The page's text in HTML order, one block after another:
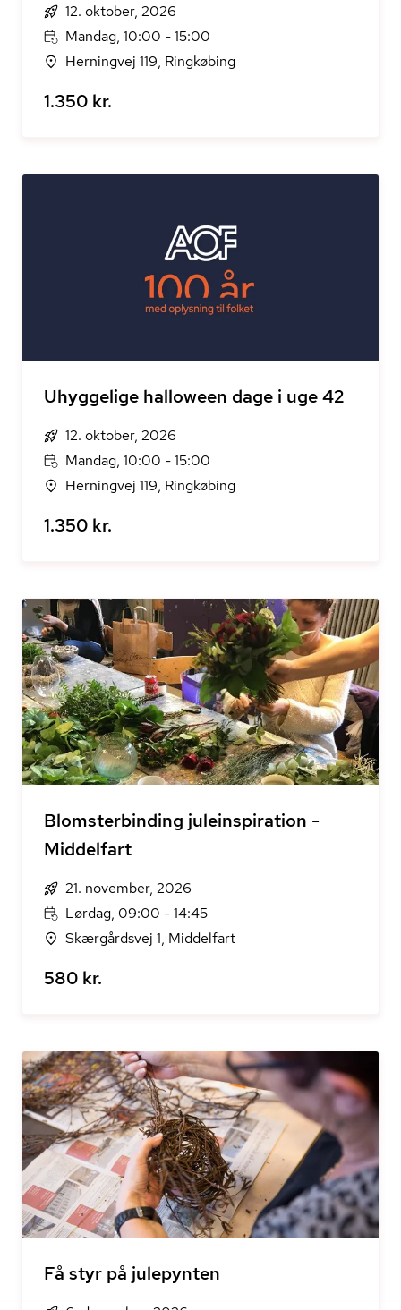
12. oktober, 2026
Mandag, 10:00 - 15:00
Herningvej 119, Ringkøbing
1.350 kr.
Uhyggelige halloween dage i uge 42
12. oktober, 2026
Mandag, 10:00 - 15:00
Herningvej 119, Ringkøbing
1.350 kr.
Blomsterbinding juleinspiration -
Middelfart
21. november, 2026
Lørdag, 09:00 - 14:45
Skærgårdsvej 1, Middelfart
580 kr.
Få styr på julepynten